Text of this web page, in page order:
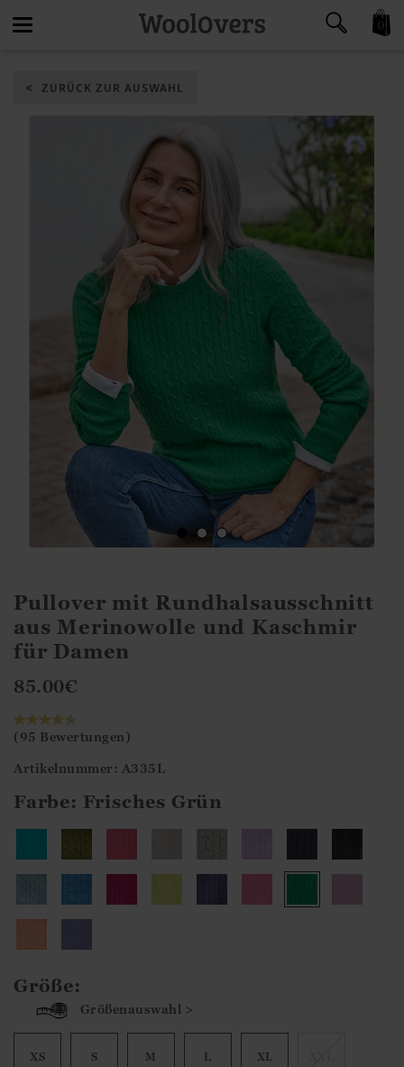
navigation
ZURÜCK ZUR AUSWAHL
Pullover mit Rundhalsausschnitt
aus Merinowolle und Kaschmir
für Damen
85.00€
(95 Bewertungen)
Artikelnummer: A335L
Farbe: Frisches Grün
Größe:
Größenauswahl >
XS S M L XL